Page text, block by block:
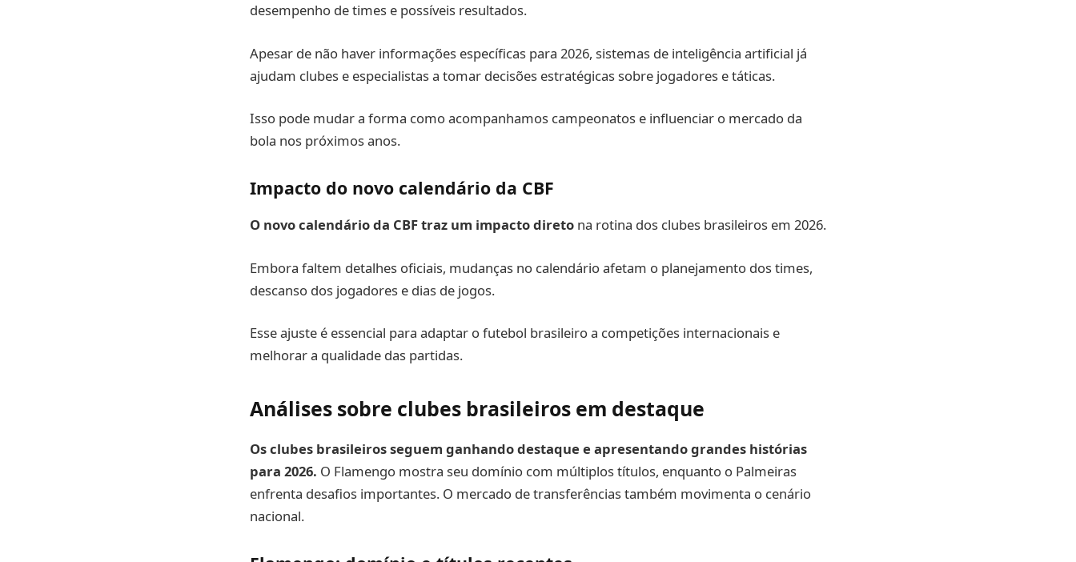
desempenho de times e possíveis resultados.
Apesar de não haver informações específicas para 2026, sistemas de inteligência artificial já
ajudam clubes e especialistas a tomar decisões estratégicas sobre jogadores e táticas.
Isso pode mudar a forma como acompanhamos campeonatos e influenciar o mercado da
bola nos próximos anos.
Impacto do novo calendário da CBF
O novo calendário da CBF traz um impacto direto na rotina dos clubes brasileiros em 2026.
Embora faltem detalhes oficiais, mudanças no calendário afetam o planejamento dos times,
descanso dos jogadores e dias de jogos.
Esse ajuste é essencial para adaptar o futebol brasileiro a competições internacionais e
melhorar a qualidade das partidas.
Análises sobre clubes brasileiros em destaque
Os clubes brasileiros seguem ganhando destaque e apresentando grandes histórias
para 2026. O Flamengo mostra seu domínio com múltiplos títulos, enquanto o Palmeiras
enfrenta desafios importantes. O mercado de transferências também movimenta o cenário
nacional.